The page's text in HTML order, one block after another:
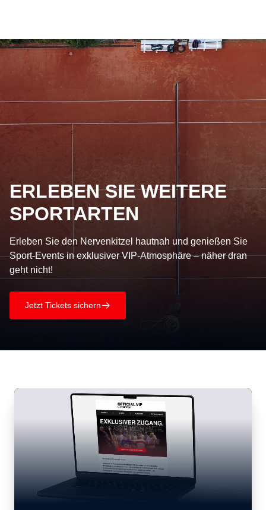
ERLEBEN SIE WEITERE
SPORTARTEN
Erleben Sie den Nervenkitzel hautnah und genießen Sie
Sport-Events in exklusiver VIP-Atmosphäre – näher dran
geht nicht!
Jetzt Tickets sichern􀄫